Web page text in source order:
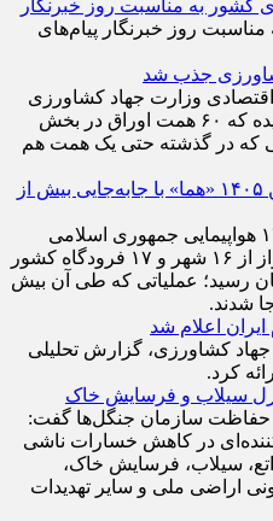
کشور به مناسبت روز خبرنگار
روز خبرنگار پیام‌های
وزارت جهاد کشاورزی
گفت:اکنون به نقطه‌ای رسیده که ۶۰ همت اوراق در بخش
که در گذشته حتی یک همت هم
پایان عملیات پروازی اربعین ۱۴۰۵ «هما» با جابه‌جایی بیش از
عملیات پروازی اربعین ۱۴۰۵ هواپیمایی جمهوری اسلامی
ایران (هما) با انجام ۱۵۷ پرواز از ۱۶ شهر و ۱۷ فرودگاه کشور
رسید؛ عملیاتی که طی آن بیش
اعلام شد
کشاورزی، گزارش تحلیلی
کرد.
سیلاب و فرسایش خاک
حفاظت سازمان جنگل‌ها گفت:
در کاهش خسارات ناشی
سیلاب، فرسایش خاک،
اراضی ملی و سایر تهدیدات